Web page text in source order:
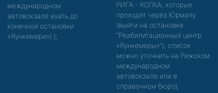
международном
автовокзале ехать до
конечной остановки
«Яункемери») );
РИГА - КОЛКА, которые
проходят через Юрмалу
(выйти на остановке
"Реабилитационный центр
«Яункемеры»"), список
можно уточнить на Рижском
международном
автовокзале или в
справочном бюро);